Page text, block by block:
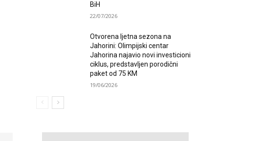
BiH
22/07/2026
Otvorena ljetna sezona na
Jahorini: Olimpijski centar
Jahorina najavio novi investicioni
ciklus, predstavljen porodični
paket od 75 KM
19/06/2026